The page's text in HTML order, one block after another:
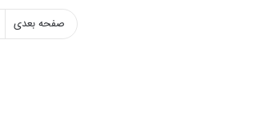
صفحه بعدی